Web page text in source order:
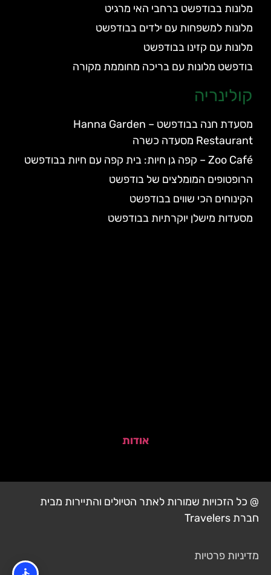
מלונות בבודפשט ברחבי האי מרגיט
מלונות למשפחות עם ילדים בבודפשט
מלונות עם קזינו בבודפשט
בודפשט מלונות עם בריכה מחוממת מקורה
קולינריה
מסעדת חנה בבודפשט – Hanna Garden
Restaurant מסעדה כשרה
Zoo Café – קפה גן חיות: בית קפה עם חיות בבודפשט
הרופטופים המומלצים של בודפשט
הקינוחים הכי שווים בבודפשט
מסעדות מישלן יוקרתיות בבודפשט
אודות
@ כל הזכויות שמורות לאתר הטיולים והתיירות מבית
חברת Travelers
מדיניות פרטיות